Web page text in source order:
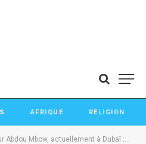
AFRIQUE RELIGION
à Dubaï : c’est la troisième fois que cela lui arrive